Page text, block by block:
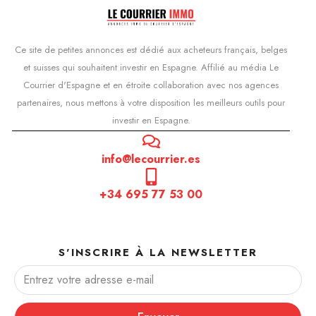
Ce site de petites annonces est dédié aux acheteurs français, belges
et suisses qui souhaitent investir en Espagne. Affilié au média Le
Courrier d'Espagne et en étroite collaboration avec nos agences
partenaires, nous mettons à votre disposition les meilleurs outils pour
investir en Espagne.
info@lecourrier.es
+34 695 77 53 00
S'INSCRIRE À LA NEWSLETTER